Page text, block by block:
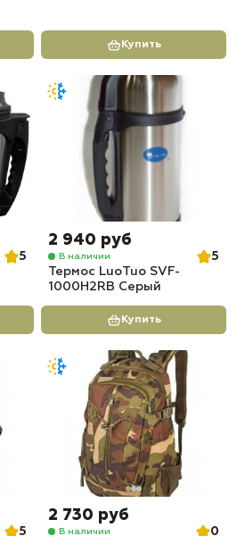
Купить
5
2 940 руб
В наличии
5
Термос LuoTuo SVF-
1000H2RB Серый
Купить
5
2 730 руб
В наличии
0